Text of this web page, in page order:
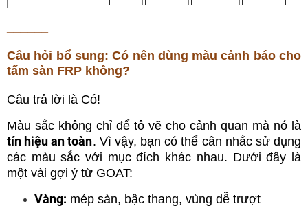
Câu hỏi bổ sung: Có nên dùng màu cảnh báo cho
tấm sàn FRP không?
Câu trả lời là Có!
Màu sắc không chỉ để tô vẽ cho cảnh quan mà nó là
tín hiệu an toàn. Vì vậy, bạn có thể cân nhắc sử dụng
các màu sắc với mục đích khác nhau. Dưới đây là
một vài gợi ý từ GOAT:
Vàng: mép sàn, bậc thang, vùng dễ trượt